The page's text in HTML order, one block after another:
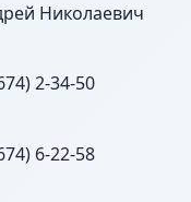
Николаевич
2-34-50
6-22-58